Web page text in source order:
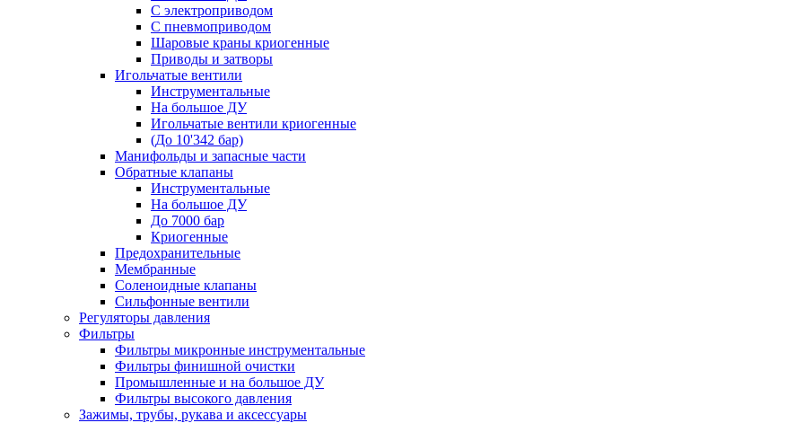
С электроприводом
С пневмоприводом
Шаровые краны криогенные
Приводы и затворы
Игольчатые вентили
Инструментальные
На большое ДУ
Игольчатые вентили криогенные
(До 10'342 бар)
Манифольды и запасные части
Обратные клапаны
Инструментальные
На большое ДУ
До 7000 бар
Криогенные
Предохранительные
Мембранные
Соленоидные клапаны
Сильфонные вентили
Регуляторы давления
Фильтры
Фильтры микронные инструментальные
Фильтры финишной очистки
Промышленные и на большое ДУ
Фильтры высокого давления
Зажимы, трубы, рукава и аксессуары